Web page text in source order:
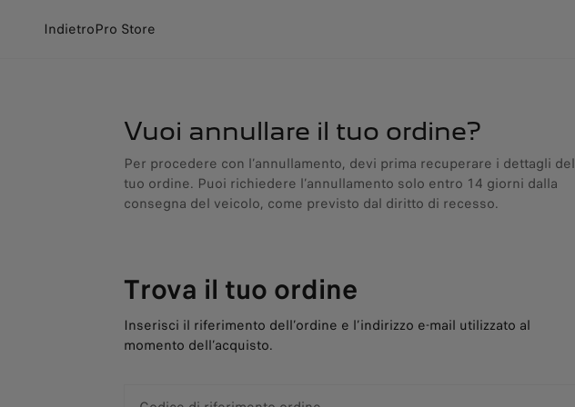
IndietroPro Store
Vuoi annullare il tuo ordine?
Per procedere con l’annullamento, devi prima recuperare i dettagli del
tuo ordine. Puoi richiedere l’annullamento solo entro 14 giorni dalla
consegna del veicolo, come previsto dal diritto di recesso.
Trova il tuo ordine
Inserisci il riferimento dell’ordine e l’indirizzo e-mail utilizzato al
momento dell’acquisto.